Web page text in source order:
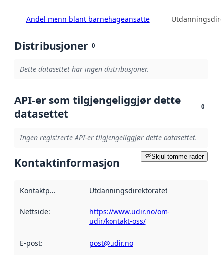
Andel menn blant barnehageansatte
Distribusjoner 0
Dette datasettet har ingen distribusjoner.
API-er som tilgjengeliggjør dette
datasettet
0
Ingen registrerte API-er tilgjengeliggjør dette datasettet.
Skjul tomme rader
Kontaktinformasjon
Kontaktpunkt Utdanningsdirektoratet
Nettside:
https://www.udir.no/om-
udir/kontakt-oss/
E-post: post@udir.no